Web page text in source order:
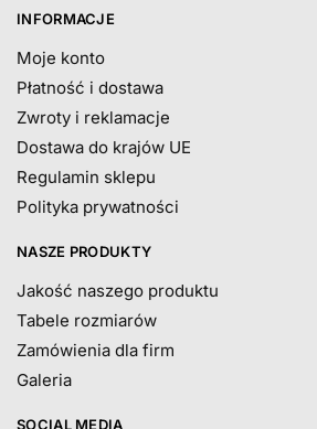
INFORMACJE
Moje konto
Płatność i dostawa
Zwroty i reklamacje
Dostawa do krajów UE
Regulamin sklepu
Polityka prywatności
NASZE PRODUKTY
Jakość naszego produktu
Tabele rozmiarów
Zamówienia dla firm
Galeria
SOCIAL MEDIA